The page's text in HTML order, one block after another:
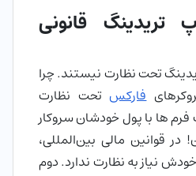
تریدینگ قانونی
تحت نظارت نیستند. چرا
فارکستحت نظارت
فرم ها با پول خودشان سروکار
در قوانین مالی بین‌المللی،
نیاز به نظارت ندارد. دوم